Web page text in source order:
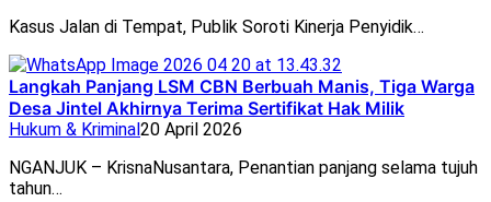
Kasus Jalan di Tempat, Publik Soroti Kinerja Penyidik…
Langkah Panjang LSM CBN Berbuah Manis, Tiga Warga
Desa Jintel Akhirnya Terima Sertifikat Hak Milik
Hukum & Kriminal20 April 2026
NGANJUK – KrisnaNusantara, Penantian panjang selama tujuh
tahun…